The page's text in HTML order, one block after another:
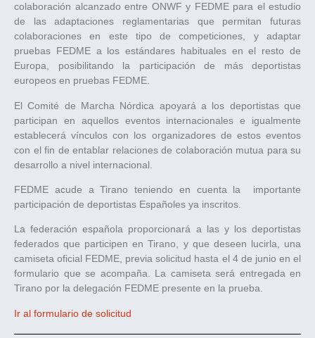
colaboración alcanzado entre ONWF y FEDME para el estudio
de las adaptaciones reglamentarias que permitan futuras
colaboraciones en este tipo de competiciones, y adaptar
pruebas FEDME a los estándares habituales en el resto de
Europa, posibilitando la participación de más deportistas
europeos en pruebas FEDME.
El Comité de Marcha Nórdica apoyará a los deportistas que
participan en aquellos eventos internacionales e igualmente
establecerá vínculos con los organizadores de estos eventos
con el fin de entablar relaciones de colaboración mutua para su
desarrollo a nivel internacional.
FEDME acude a Tirano teniendo en cuenta la importante
participación de deportistas Españoles ya inscritos.
La federación española proporcionará a las y los deportistas
federados que participen en Tirano, y que deseen lucirla, una
camiseta oficial FEDME, previa solicitud hasta el 4 de junio en el
formulario que se acompaña. La camiseta será entregada en
Tirano por la delegación FEDME presente en la prueba.
Ir al formulario de solicitud